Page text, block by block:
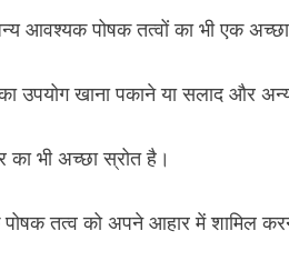
आवश्यक पोषक तत्वों का भी एक
खाना पकाने या सलाद और
का भी अच्छा स्रोत है।
तत्व को अपने आहार में शामिल